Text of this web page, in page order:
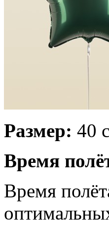
Размер: 40
Время
Время